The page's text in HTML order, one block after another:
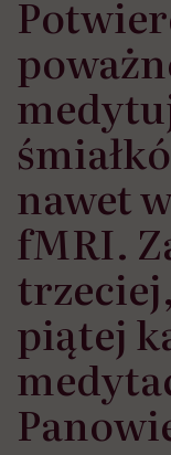
nawet
fMRI.
piątej